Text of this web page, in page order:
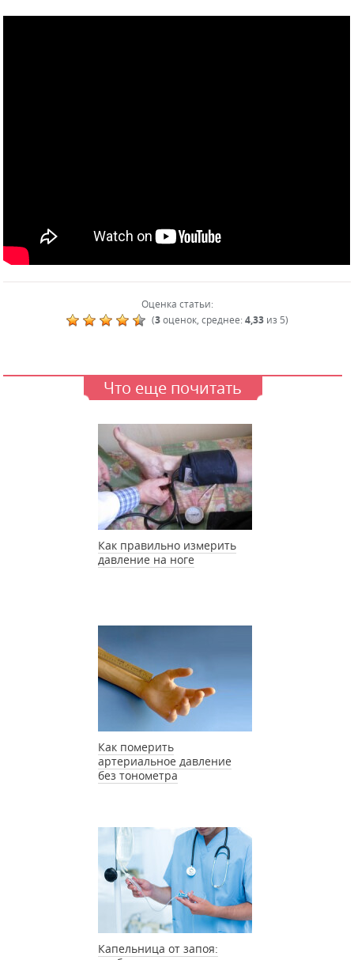
Оценка статьи:
(3оценок, среднее:4,33из 5)
Что еще почитать
Как правильно измерить
давление на ноге
Как померить
артериальное давление
без тонометра
Капельница от запоя: